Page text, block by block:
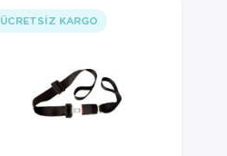
ÜCRETSIZ KARGO